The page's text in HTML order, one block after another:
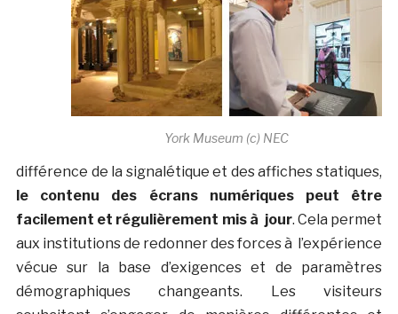
York Museum (c) NEC
différence de la signalétique et des affiches statiques,
le contenu des écrans numériques peut être
facilement et régulièrement mis à jour. Cela permet
aux institutions de redonner des forces à l’expérience
vécue sur la base d’exigences et de paramètres
démographiques changeants. Les visiteurs